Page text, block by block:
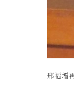
邢福增